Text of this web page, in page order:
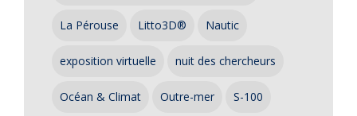
La Pérouse Litto3D® Nautic
exposition virtuelle nuit des chercheurs
Océan & Climat Outre-mer S-100